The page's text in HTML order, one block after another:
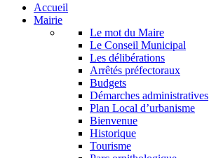
Accueil
Mairie
Le mot du Maire
Le Conseil Municipal
Les délibérations
Arrêtés préfectoraux
Budgets
Démarches administratives
Plan Local d’urbanisme
Bienvenue
Historique
Tourisme